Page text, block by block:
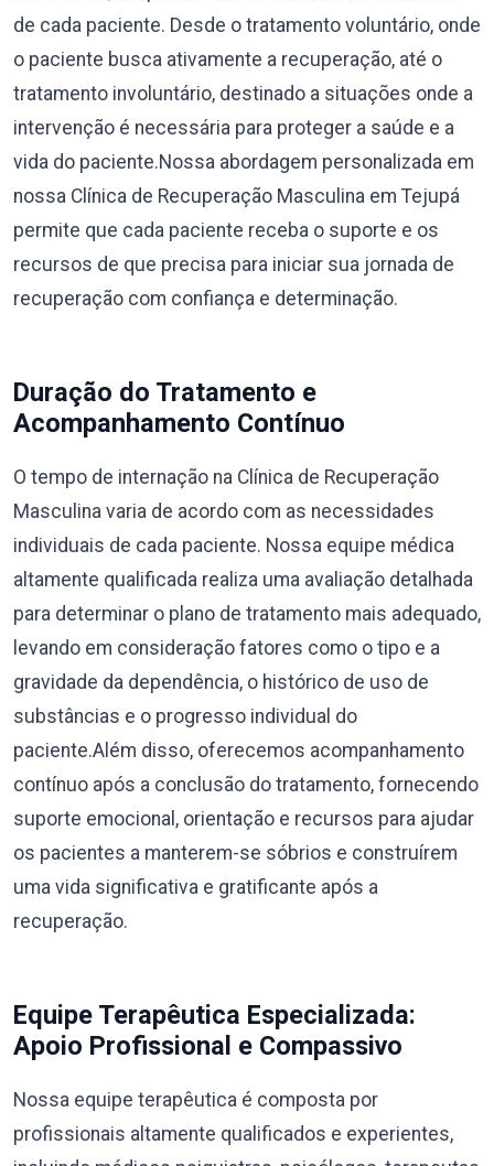
de cada paciente. Desde o tratamento voluntário, onde
o paciente busca ativamente a recuperação, até o
tratamento involuntário, destinado a situações onde a
intervenção é necessária para proteger a saúde e a
vida do paciente.Nossa abordagem personalizada em
nossa Clínica de Recuperação Masculina em Tejupá
permite que cada paciente receba o suporte e os
recursos de que precisa para iniciar sua jornada de
recuperação com confiança e determinação.
Duração do Tratamento e
Acompanhamento Contínuo
O tempo de internação na Clínica de Recuperação
Masculina varia de acordo com as necessidades
individuais de cada paciente. Nossa equipe médica
altamente qualificada realiza uma avaliação detalhada
para determinar o plano de tratamento mais adequado,
levando em consideração fatores como o tipo e a
gravidade da dependência, o histórico de uso de
substâncias e o progresso individual do
paciente.Além disso, oferecemos acompanhamento
contínuo após a conclusão do tratamento, fornecendo
suporte emocional, orientação e recursos para ajudar
os pacientes a manterem-se sóbrios e construírem
uma vida significativa e gratificante após a
recuperação.
Equipe Terapêutica Especializada:
Apoio Profissional e Compassivo
Nossa equipe terapêutica é composta por
profissionais altamente qualificados e experientes,